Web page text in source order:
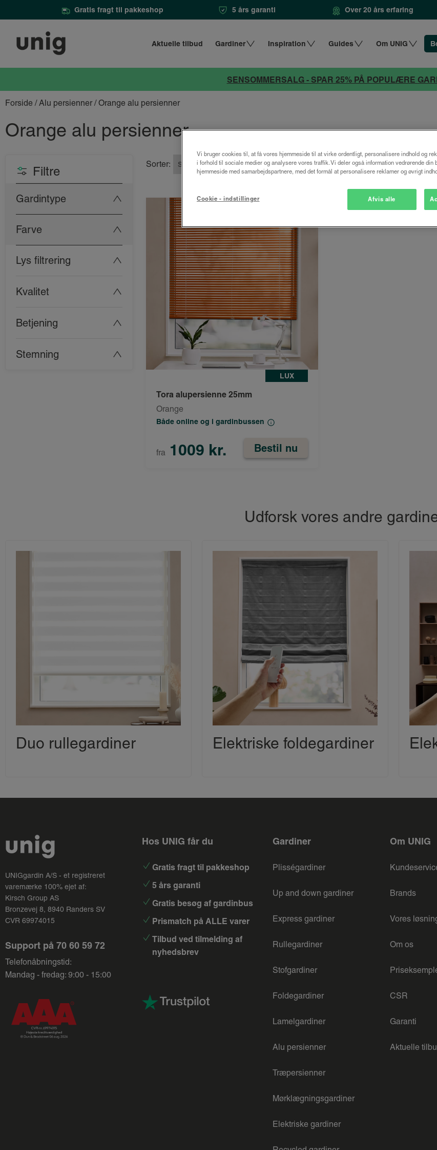
Gratis fragt til pakkeshop 5 års garanti Over 20 års erfaring
Aktuelle tilbud Gardiner Inspiration Guides Om UNIG
SENSOMMERSALG - SPAR 25% PÅ POPULÆRE
Forside /Alu persienner/ Orange alu persienner
Orange alu persienner
Filtre
Gardintype
Farve
Lys filtrering
Kvalitet
Betjening
Stemning
Sorter:
LUX
Tora alupersienne 25mm
Orange
Både online og i gardinbussen
fra 1009 kr. Bestil nu
Udforsk vores andre
Duo rullegardiner Elektriske foldegardiner
UNIGgardin A/S - et registreret
varemærke 100% ejet af:
Kirsch Group AS
Bronzevej 8, 8940 Randers SV
CVR 69974015
Support på 70 60 59 72
Telefonåbningstid:
Mandag - fredag: 9:00 - 15:00
Hos UNIG får du
Gratis fragt til pakkeshop
5 års garanti
Gratis besøg af gardinbus
Prismatch på ALLE varer
Tilbud ved tilmelding af
nyhedsbrev
Gardiner
Plisségardiner
Up and down gardiner
Express gardiner
Rullegardiner
Stofgardiner
Foldegardiner
Lamelgardiner
Alu persienner
Træpersienner
Mørklægningsgardiner
Elektriske gardiner
Om UNIG
Brands
Vores
Om os
CSR
Garanti
Aktuelle
Vi bruger cookies til, at få vores hjemmeside til at virke ordentligt, personalisere indhold og
i forhold til sociale medier og analysere vores traffik. Vi deler også information vedrørende din
hjemmeside med samarbejdspartnere, med det formål at personalisere reklamer og øvrigt
Cookie - indstillinger Afvis alle